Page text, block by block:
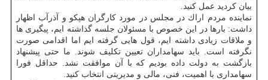
بیان كردید عمل كنید.
نماینده مردم اراك در مجلس در مورد كارگران هپكو و آذرآب اظهار
داشت: بارها در این خصوص با مسئولان جلسه گذاشته ایم، پیگیری ها
و ملاقات زیادی داشته ایم، قول هایی گرفته ایم اما اقدامی صورت
نگرفته است. باید سهامداران تعیین تكلیف شوند. ما حتی پیشنهاد
بازگشت به دولت داده بودیم كه با آن موافقت نشد. حداقل فورا
سهامداری با اهمیت، فنی، مالی و مدیریتی انتخاب كنید.